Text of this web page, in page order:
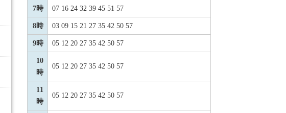
7時 07 16 24 32 39 45 51 57
8時 03 09 15 21 27 35 42 50 57
9時 05 12 20 27 35 42 50 57
10
時
05 12 20 27 35 42 50 57
11
時
05 12 20 27 35 42 50 57